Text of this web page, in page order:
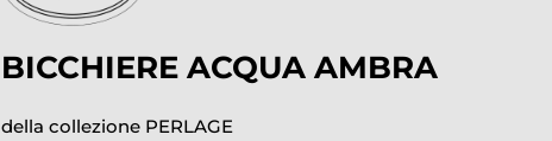
BICCHIERE ACQUA AMBRA
della collezione PERLAGE